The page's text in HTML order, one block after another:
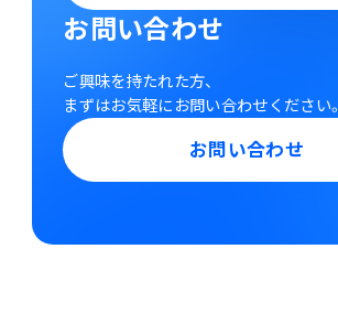
お問い合わせ
ご興味を持たれた方、
まずはお気軽にお問い合わせください。
お問い合わせ